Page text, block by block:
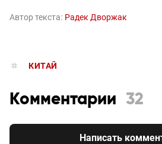
Автор текста: Радек Дворжак
КИТАЙ
Комментарии 32
Написать